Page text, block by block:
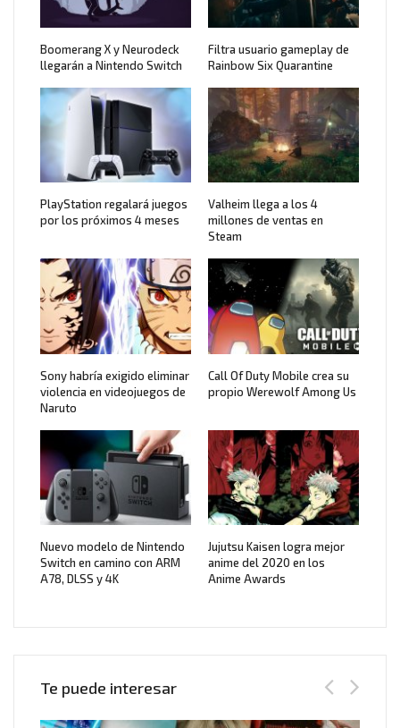
Boomerang X y Neurodeck
llegarán a Nintendo Switch
Filtra usuario gameplay de
Rainbow Six Quarantine
PlayStation regalará juegos
por los próximos 4 meses
Valheim llega a los 4
millones de ventas en
Steam
Sony habría exigido eliminar
violencia en videojuegos de
Naruto
Call Of Duty Mobile crea su
propio Werewolf Among Us
Nuevo modelo de Nintendo
Switch en camino con ARM
A78, DLSS y 4K
Jujutsu Kaisen logra mejor
anime del 2020 en los
Anime Awards
Te puede interesar